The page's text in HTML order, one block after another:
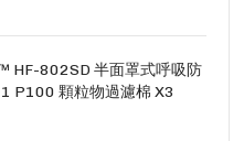
HF-802SD 半面罩式呼吸防
P100 顆粒物過濾棉 X3
HF-802SD HF-800SD 系列